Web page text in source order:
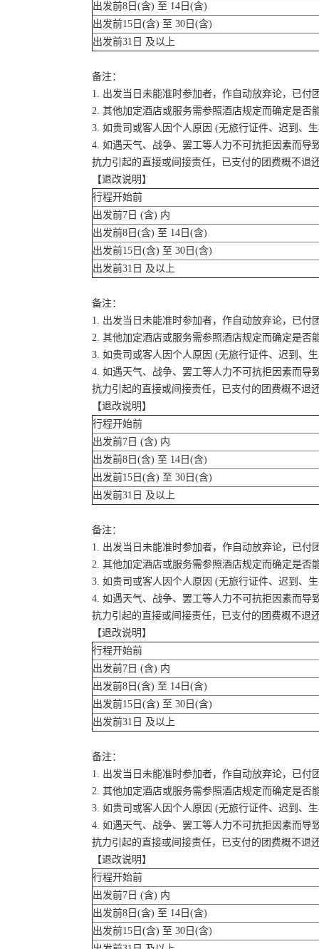
出发前8日(含) 至 14日(含)
出发前15日(含) 至 30日(含)
出发前31日 及以上
备注：
1. 出发当日未能准时参加者，作自动放弃论，已付
2. 其他加定酒店或服务需参照酒店规定而确定是否
3. 如贵司或客人因个人原因 (无旅行证件、迟到、
4. 如遇天气、战争、罢工等人力不可抗拒因素而
抗力引起的直接或间接责任，已支付的团费概不退
【退改说明】
行程开始前
出发前7日 (含) 内
出发前8日(含) 至 14日(含)
出发前15日(含) 至 30日(含)
出发前31日 及以上
备注：
1. 出发当日未能准时参加者，作自动放弃论，已付
2. 其他加定酒店或服务需参照酒店规定而确定是否
3. 如贵司或客人因个人原因 (无旅行证件、迟到、
4. 如遇天气、战争、罢工等人力不可抗拒因素而
抗力引起的直接或间接责任，已支付的团费概不退
【退改说明】
行程开始前
出发前7日 (含) 内
出发前8日(含) 至 14日(含)
出发前15日(含) 至 30日(含)
出发前31日 及以上
备注：
1. 出发当日未能准时参加者，作自动放弃论，已付
2. 其他加定酒店或服务需参照酒店规定而确定是否
3. 如贵司或客人因个人原因 (无旅行证件、迟到、
4. 如遇天气、战争、罢工等人力不可抗拒因素而
抗力引起的直接或间接责任，已支付的团费概不退
【退改说明】
行程开始前
出发前7日 (含) 内
出发前8日(含) 至 14日(含)
出发前15日(含) 至 30日(含)
出发前31日 及以上
备注：
1. 出发当日未能准时参加者，作自动放弃论，已付
2. 其他加定酒店或服务需参照酒店规定而确定是否
3. 如贵司或客人因个人原因 (无旅行证件、迟到、
4. 如遇天气、战争、罢工等人力不可抗拒因素而
抗力引起的直接或间接责任，已支付的团费概不退
【退改说明】
行程开始前
出发前7日 (含) 内
出发前8日(含) 至 14日(含)
出发前15日(含) 至 30日(含)